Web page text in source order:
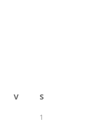
V
S
1